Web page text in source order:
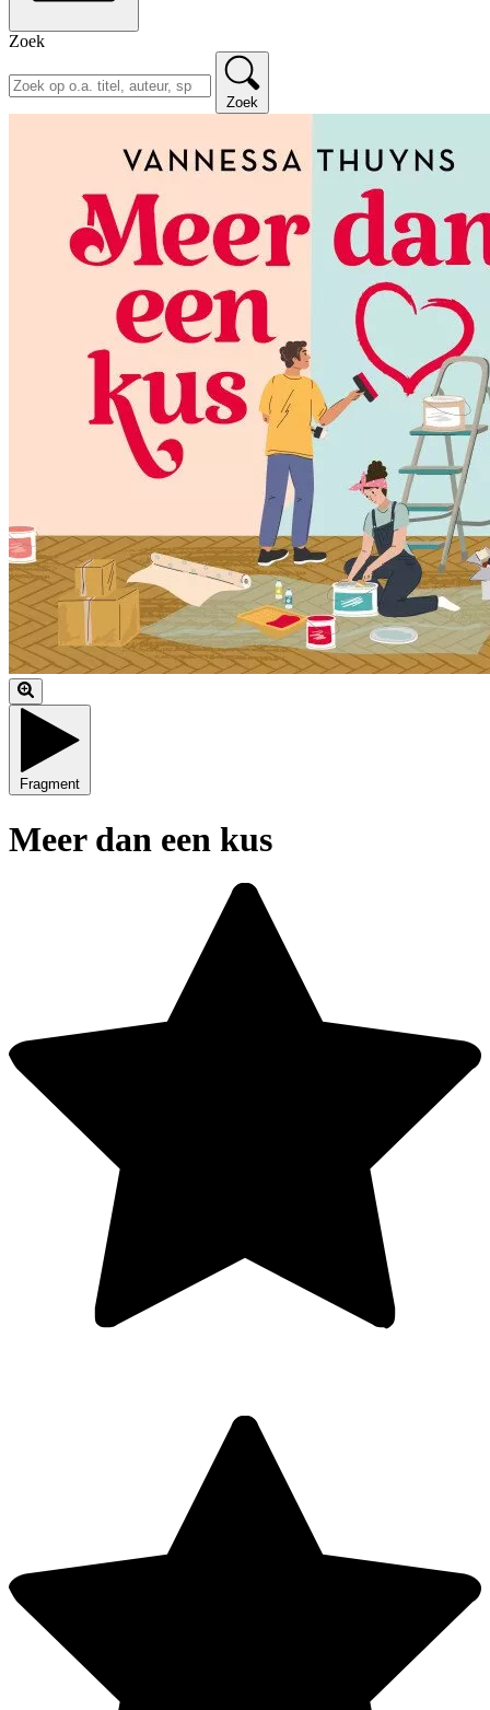
Zoek
Zoek
Fragment
Meer dan een kus